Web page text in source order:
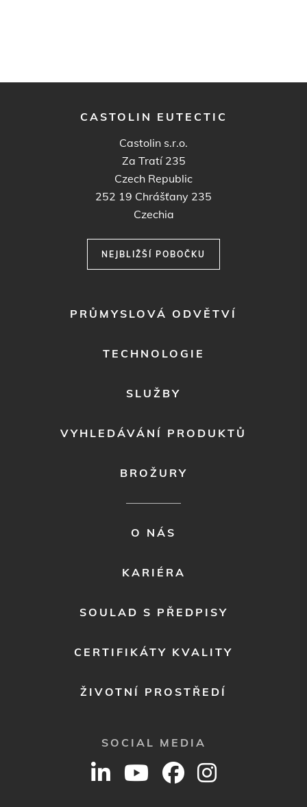
CASTOLIN EUTECTIC
Castolin s.r.o.
Za Tratí 235
Czech Republic
252 19 Chrášťany 235
Czechia
NEJBLIŽŠÍ POBOČKU
PRŮMYSLOVÁ ODVĚTVÍ
TECHNOLOGIE
SLUŽBY
VYHLEDÁVÁNÍ PRODUKTŮ
BROŽURY
O NÁS
KARIÉRA
SOULAD S PŘEDPISY
CERTIFIKÁTY KVALITY
ŽIVOTNÍ PROSTŘEDÍ
SOCIAL MEDIA